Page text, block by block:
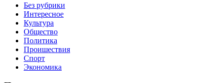
Без рубрики
Интересное
Культура
Общество
Политика
Проишествия
Спорт
Экономика